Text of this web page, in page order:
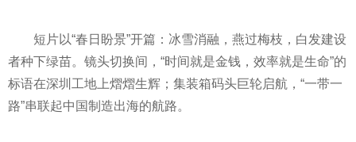
短片以“春日盼景”开篇：冰雪消融，燕过梅枝，白发建设
者种下绿苗。镜头切换间，“时间就是金钱，效率就是生命”的
标语在深圳工地上熠熠生辉；集装箱码头巨轮启航，“一带一
路”串联起中国制造出海的航路。